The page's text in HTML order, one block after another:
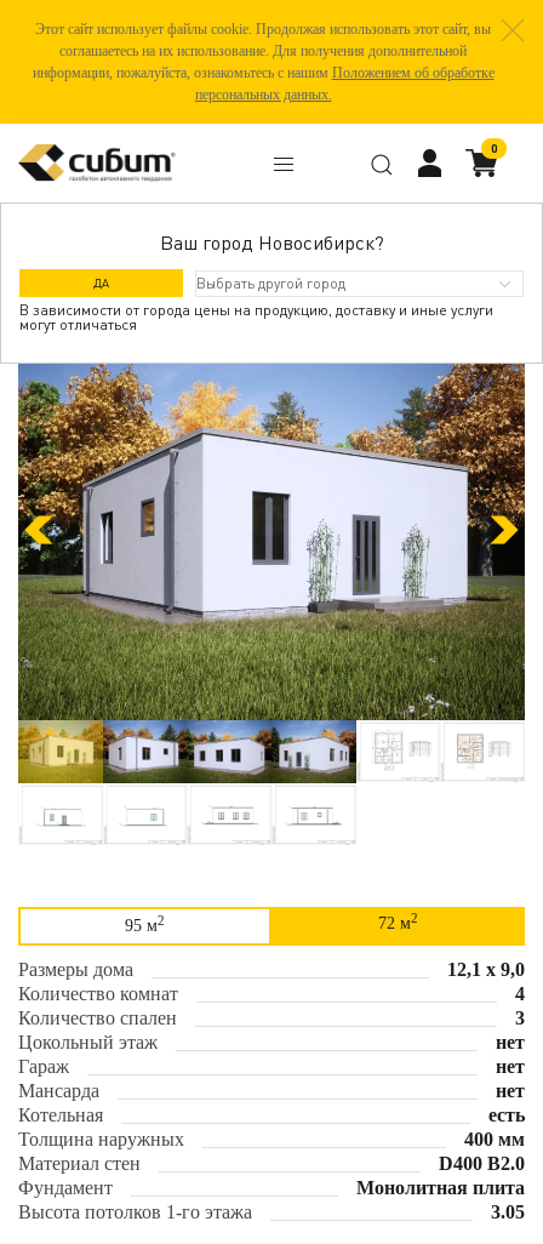
Этот сайт использует файлы cookie. Продолжая использовать этот сайт, вы
соглашаетесь на их использование. Для получения дополнительной
информации, пожалуйста, ознакомьтесь с нашим Положением об обработке
персональных данных.
Ваш город Новосибирск?
ДА
В зависимости от города цены на продукцию, доставку и иные услуги
могут отличаться
0
МУРОМ
95 м2 72 м2
Размеры дома
12,1 х 9,0
Количество комнат
4
Количество спален
3
Цокольный этаж
нет
Гараж
нет
Мансарда
нет
Котельная
есть
Толщина наружных
400 мм
Материал стен
D400 B2.0
Фундамент
Монолитная плита
Высота потолков 1-го этажа
3.05